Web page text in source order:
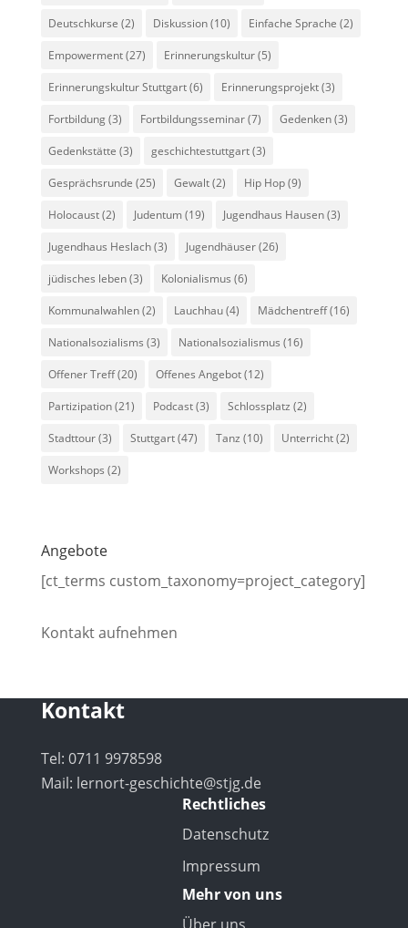
Deutschkurse (2) Diskussion(10) Einfache Sprache (2)
Empowerment(27) Erinnerungskultur(5)
Erinnerungskultur Stuttgart(6) Erinnerungsprojekt(3)
Fortbildung(3) Fortbildungsseminar(7) Gedenken(3)
Gedenkstätte (3) geschichtestuttgart(3)
Gesprächsrunde (25) Gewalt(2) Hip Hop(9)
Holocaust(2) Judentum(19) Jugendhaus Hausen(3)
Jugendhaus Heslach(3) Jugendhäuser(26)
jüdisches leben(3) Kolonialismus (6)
Kommunalwahlen(2) Lauchhau(4) Mädchentreff(16)
Nationalsozialisms (3) Nationalsozialismus (16)
Offener Treff(20) Offenes Angebot(12)
Partizipation(21) Podcast(3) Schlossplatz (2)
Stadttour(3) Stuttgart(47) Tanz (10) Unterricht(2)
Workshops (2)
Angebote
[ct_terms custom_taxonomy=project_category]
Kontakt aufnehmen
Kontakt
Tel: 0711 9978598
Mail: lernort-geschichte@stjg.de
Rechtliches
Datenschutz
Impressum
Mehr von uns
Über uns